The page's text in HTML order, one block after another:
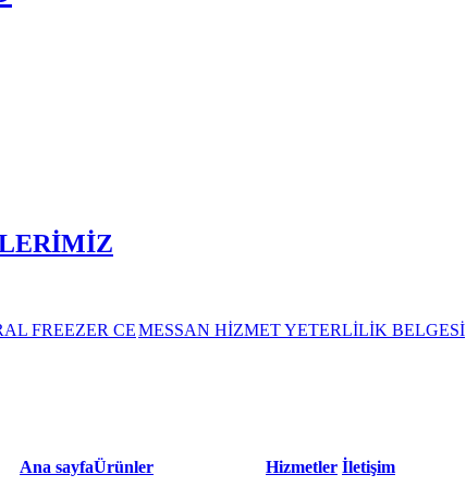
FREEZER CEMESSAN HİZMET YETERLİLİK BELGESİ
Ana sayfaÜrünler Hizmetler İletişim